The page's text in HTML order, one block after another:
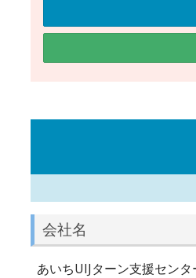
会社名
あいちUIJターン支援センタ